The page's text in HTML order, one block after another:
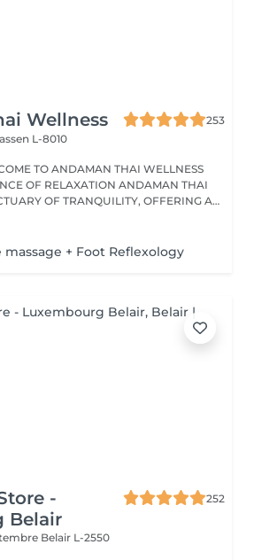
Wellness
253
L-8010
TO ANDAMAN THAI WELLNESS
OF RELAXATION ANDAMAN THAI
OF TRANQUILITY, OFFERING A
+ Foot Reflexology
-
Belair
252
Belair L-2550